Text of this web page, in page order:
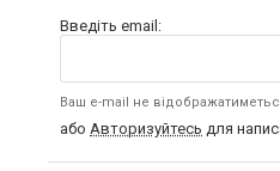
Введіть email:
Ваш e-mail не
або Авторизуйтесь для